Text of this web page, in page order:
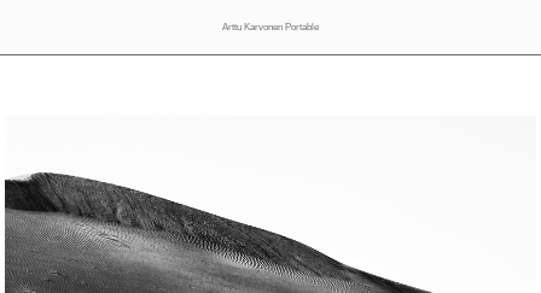
Arttu Karvonen Portable